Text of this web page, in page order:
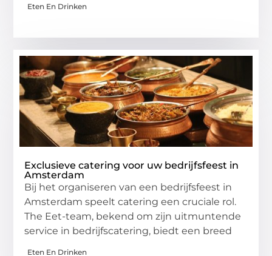
Eten En Drinken
Exclusieve catering voor uw bedrijfsfeest in
Amsterdam
Bij het organiseren van een bedrijfsfeest in
Amsterdam speelt catering een cruciale rol.
The Eet-team, bekend om zijn uitmuntende
service in bedrijfscatering, biedt een breed
Eten En Drinken